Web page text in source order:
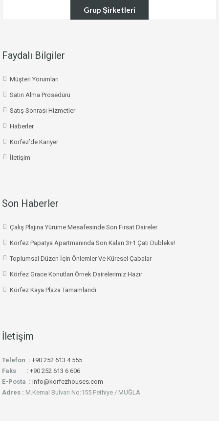
Grup Şirketleri
Faydalı Bilgiler
Müşteri Yorumları
Satın Alma Prosedürü
Satış Sonrası Hizmetler
Haberler
Körfez’de Kariyer
İletişim
Son Haberler
Çalış Plajına Yürüme Mesafesinde Son Fırsat Daireler
Körfez Papatya Apartmanında Son Kalan 3+1 Çatı Dubleks!
Toplumsal Düzen İçin Önlemler Ve Küresel Çabalar
Körfez Grace Konutları Örnek Dairelerimiz Hazır
Körfez Kaya Plaza Tamamlandı
İletişim
Telefon : +90 252 613 4 555
Faks : +90 252 613 6 606
E-Posta : info@korfezhouses.com
Adres : M.Kemal Bulvarı No:155 Fethiye / MUĞLA